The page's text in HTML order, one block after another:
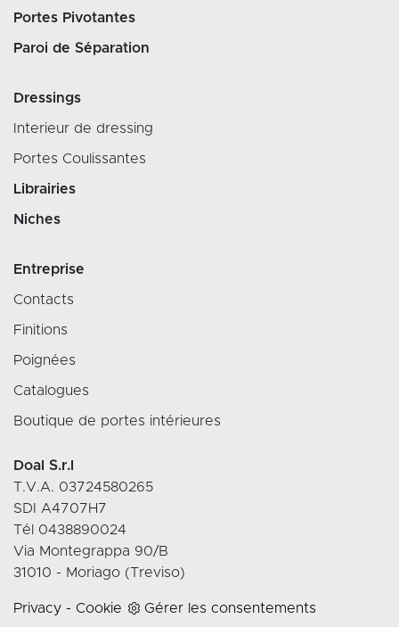
Portes Pivotantes
Paroi de Séparation
Dressings
Interieur de dressing
Portes Coulissantes
Librairies
Niches
Entreprise
Contacts
Finitions
Poignées
Catalogues
Boutique de portes intérieures
Doal S.r.l
T.V.A. 03724580265
SDI A4707H7
Tél 0438890024
Via Montegrappa 90/B
31010 - Moriago (Treviso)
Privacy - Cookie Gérer les consentements